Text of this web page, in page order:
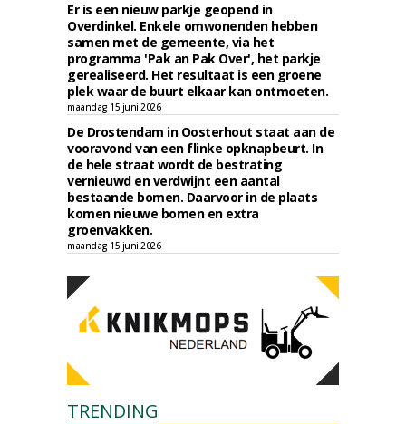
Er is een nieuw parkje geopend in
Overdinkel. Enkele omwonenden hebben
samen met de gemeente, via het
programma 'Pak an Pak Over', het parkje
gerealiseerd. Het resultaat is een groene
plek waar de buurt elkaar kan ontmoeten.
maandag 15 juni 2026
De Drostendam in Oosterhout staat aan de
vooravond van een flinke opknapbeurt. In
de hele straat wordt de bestrating
vernieuwd en verdwijnt een aantal
bestaande bomen. Daarvoor in de plaats
komen nieuwe bomen en extra
groenvakken.
maandag 15 juni 2026
TRENDING